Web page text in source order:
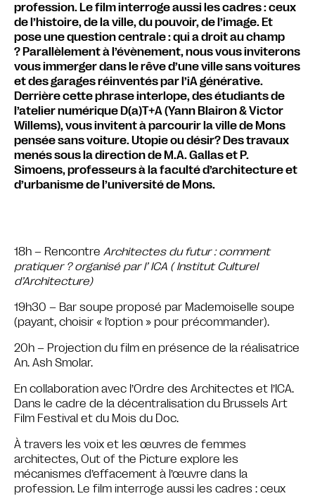
profession. Le film interroge aussi les cadres : ceux
de l’histoire, de la ville, du pouvoir, de l’image. Et
pose une question centrale : qui a droit au champ
? Parallèlement à l’évènement, nous vous inviterons
vous immerger dans le rêve d’une ville sans voitures
et des garages réinventés par l’iA générative.
Derrière cette phrase interlope, des étudiants de
l’atelier numérique D(a)T+A (Yann Blairon & Victor
Willems), vous invitent à parcourir la ville de Mons
pensée sans voiture. Utopie ou désir? Des travaux
menés sous la direction de M.A. Gallas et P.
Simoens, professeurs à la faculté d’architecture et
d’urbanisme de l’université de Mons.
18h – Rencontre Architectes du futur : comment
pratiquer ? organisé par l’ ICA ( Institut Culturel
d’Architecture)
19h30 – Bar soupe proposé par Mademoiselle soupe
(payant, choisir « l’option » pour précommander).
20h – Projection du film en présence de la réalisatrice
An. Ash Smolar.
En collaboration avec l’Ordre des Architectes et l’ICA.
Dans le cadre de la décentralisation du Brussels Art
Film Festival et du Mois du Doc.
À travers les voix et les œuvres de femmes
architectes, Out of the Picture explore les
mécanismes d’effacement à l’œuvre dans la
profession. Le film interroge aussi les cadres : ceux